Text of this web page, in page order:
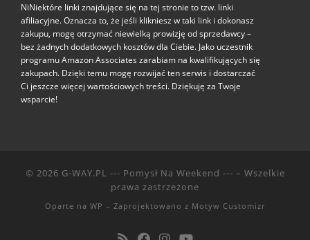
NiNiektóre linki znajdujące się na tej stronie to tzw. linki
afiliacyjne. Oznacza to, że jeśli klikniesz w taki link i dokonasz
zakupu, mogę otrzymać niewielką prowizję od sprzedawcy –
bez żadnych dodatkowych kosztów dla Ciebie. Jako uczestnik
programu Amazon Associates zarabiam na kwalifikujących się
zakupach. Dzięki temu mogę rozwijać ten serwis i dostarczać
Ci jeszcze więcej wartościowych treści. Dziękuję za Twoje
wsparcie!
© 2026 G-WAY.PL --- Pomysł Na Weekend --- – Wszelkie
prawa zastrzeżone
Oparte na WP – Zaprojektowano z Motyw Customizr